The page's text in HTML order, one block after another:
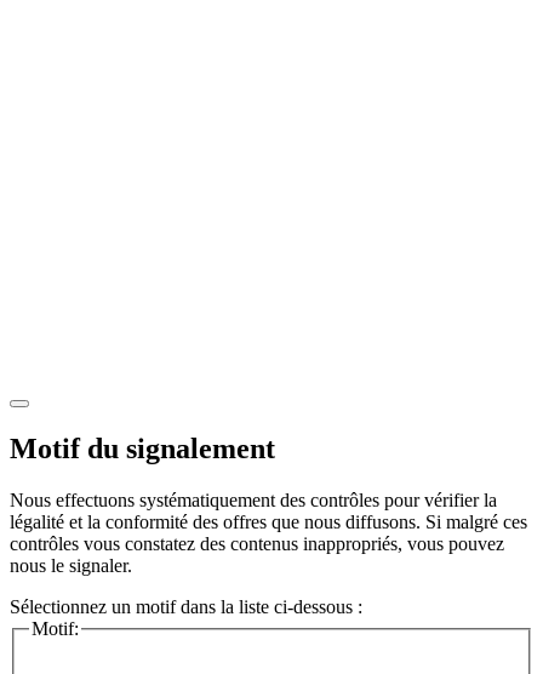
Motif du signalement
Nous effectuons systématiquement des contrôles pour vérifier la
légalité et la conformité des offres que nous diffusons. Si malgré ces
contrôles vous constatez des contenus inappropriés, vous pouvez
nous le signaler.
Sélectionnez un motif dans la liste ci-dessous :
Motif: